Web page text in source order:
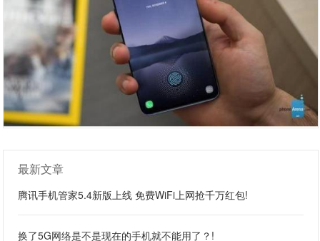
最新文章
腾讯手机管家5.4新版上线 免费WiFi上网抢千万红包!
换了5G网络是不是现在的手机就不能用了？!